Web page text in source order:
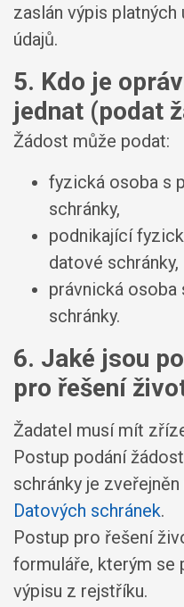
zaslán výpis platných
údajů.
5. Kdo je
jednat (podat
Žádost může podat:
fyzická osoba s
schránky,
podnikající
datové schránky,
právnická
schránky.
6. Jaké jsou
pro řešení
Žadatel musí mít
Postup podání
schránky je zveřejněn
Datových schránek.
Postup pro řešení
formuláře, kterým se
výpisu z rejstříku.